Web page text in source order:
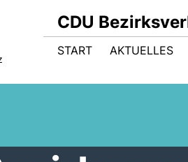
CDU
START AKTUELLES